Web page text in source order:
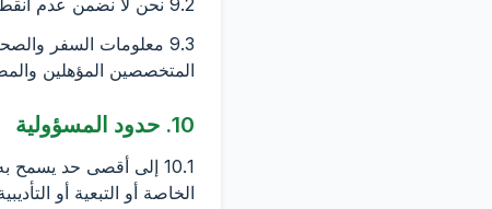
9.2 نحن لا نضمن عدم انقطاع الخدمة أو التقديم الخالي من الأخطاء أو توافق كل جهاز أو شبكة.
9.3 معلومات السفر
المتخصصين المؤهلين
10. حدود المسؤولية
الخاصة أو التبعية أو